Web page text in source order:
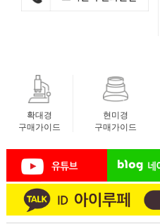
확대경
구매가이드
현미경
구매가이드